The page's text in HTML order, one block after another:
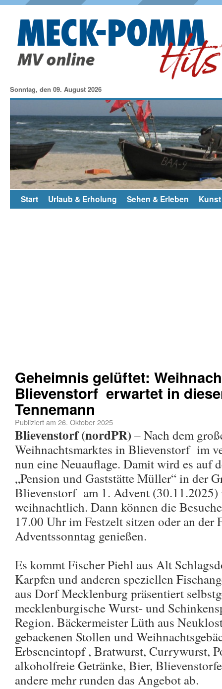
Sonntag, den 09. August 2026
Start Urlaub & Erholung Sehen & Erleben
Geheimnis gelüftet:
Blievenstorf erwartet in
Tennemann
Publiziert am 26. Oktober 2025
Blievenstorf (nordPR)– Nach dem
Weihnachtsmarktes in Blievenstorf im
nun eine Neuauflage. Damit wird es auf
„Pension und Gaststätte Müller“ in der
Blievenstorf am 1. Advent
weihnachtlich. Dann können die
17.00 Uhr im Festzelt sitzen oder an der
Adventssonntag genießen.
Es kommt Fischer Piehl aus Alt
Karpfen und anderen speziellen
aus Dorf Mecklenburg präsentiert
mecklenburgische Wurst- und
Region. Bäckermeister Lüth aus
gebackenen Stollen und
Erbseneintopf , Bratwurst, Currywurst,
alkoholfreie Getränke, Bier,
andere mehr runden das Angebot ab.